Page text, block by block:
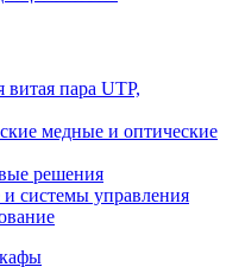
пара UTP,
медные и оптические
решения
системы управления